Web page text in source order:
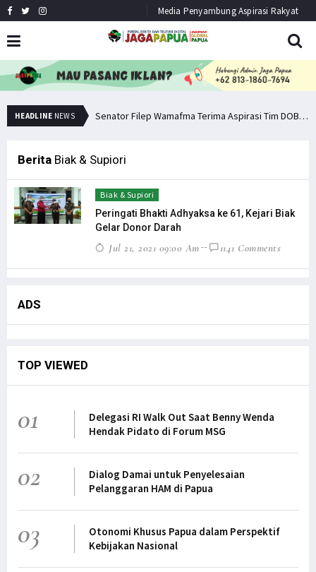
Media Penyambung Aspirasi Rakyat
HEADLINE NEWS Senator Filep: Miras Jelas Sumbang Angka Kematian di Papua Senator Filep Wamafma Terima Aspirasi Tim DOB Manokwari Barat
Berita Biak & Supiori
Biak & Supiori
Peringati Bhakti Adhyaksa ke 61, Kejari Biak
Gelar Donor Darah
Jul 21, 2021 09:00 Am 1141 Comments
ADS
TOP VIEWED
01
Delegasi RI Walk Out Saat Benny Wenda
Hendak Pidato di Forum MSG
02
Dialog Damai untuk Penyelesaian
Pelanggaran HAM di Papua
03
Otonomi Khusus Papua dalam Perspektif
Kebijakan Nasional